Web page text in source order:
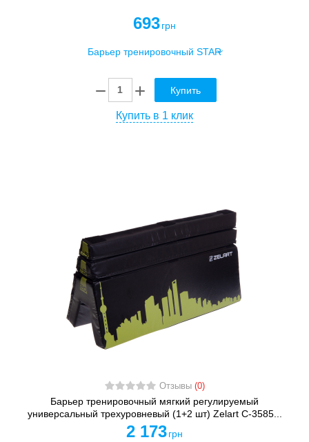
693 грн
Купить
Купить в 1 клик
Отзывы (0)
Барьер тренировочный мягкий регулируемый
универсальный трехуровневый (1+2 шт) Zelart C-3585...
2 173 грн